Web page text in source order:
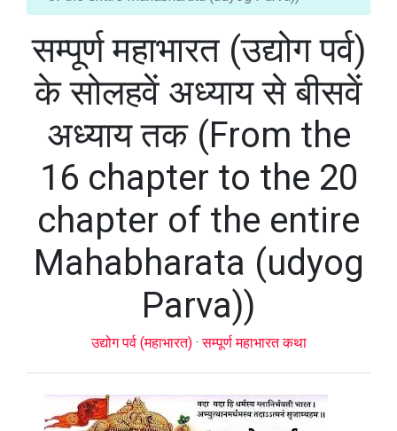
सम्पूर्ण महाभारत (उद्योग पर्व)
के सोलहवें अध्याय से बीसवें
अध्याय तक (From the
16 chapter to the 20
chapter of the entire
Mahabharata (udyog
Parva))
उद्योग पर्व (महाभारत) ·सम्पूर्ण महाभारत कथा